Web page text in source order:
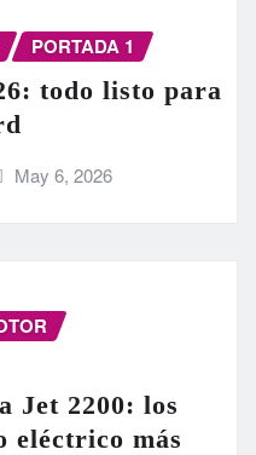
PORTADA 1
todo listo para
May 6, 2026
Jet 2200: los
eléctrico más